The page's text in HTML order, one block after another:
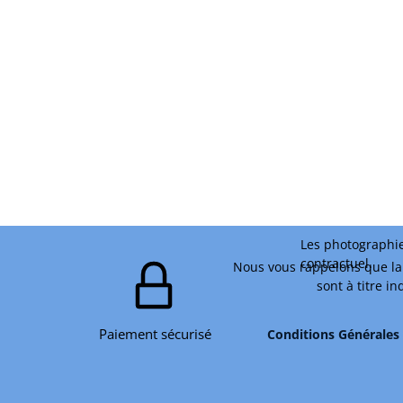
Paiement sécurisé
Les
contractuel.
Conditions
Nous vous rappelons que
sont à titre